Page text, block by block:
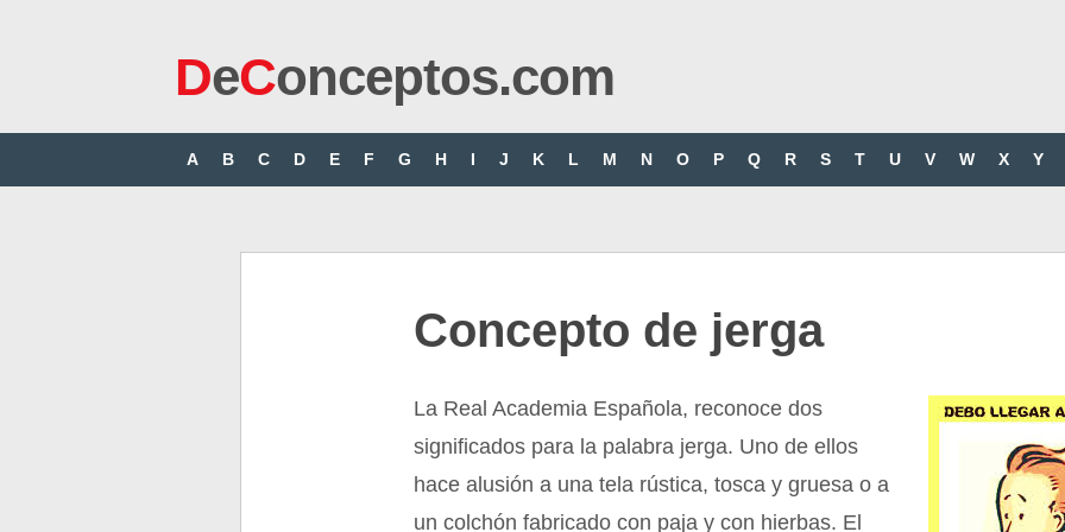
DeConceptos.com
A B C D E F G H I J K L M N O P Q R S T U V W X Y
Concepto de jerga
La Real Academia Española, reconoce dos
significados para la palabra jerga. Uno de ellos
hace alusión a una tela rústica, tosca y gruesa o a
un colchón fabricado con paja y con hierbas. El